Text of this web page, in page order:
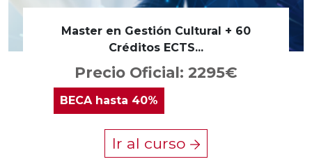
Master en Gestión Cultural + 60
Créditos ECTS...
Precio Oficial: 2295€
BECA hasta 40%
Ir al curso